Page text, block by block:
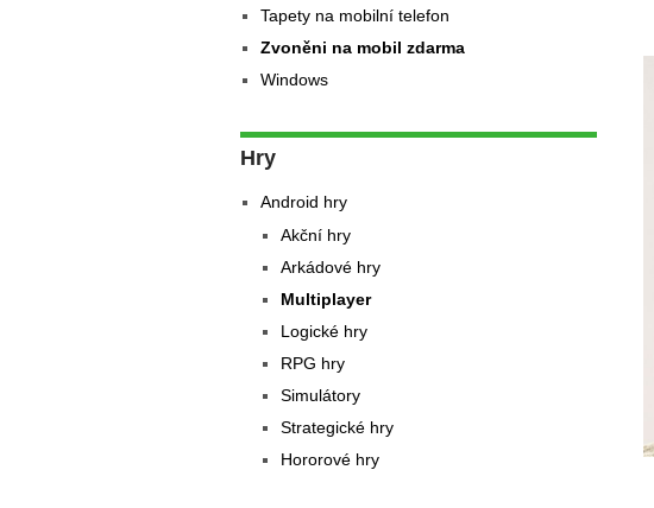
Tapety na mobilní telefon
Zvoněni na mobil zdarma
Windows
Hry
Android hry
Akční hry
Arkádové hry
Multiplayer
Logické hry
RPG hry
Simulátory
Strategické hry
Hororové hry